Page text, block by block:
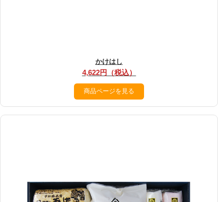
かけはし
4,622円（税込）
商品ページを見る